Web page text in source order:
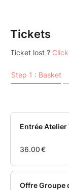
Tickets